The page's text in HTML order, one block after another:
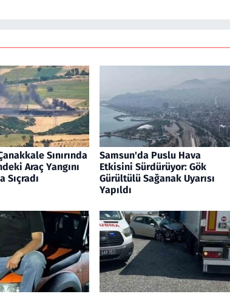
Sınırında
Araç Yangını
Sıçradı
Samsun'da Puslu Hava
Etkisini Sürdürüyor: Gök
Gürültülü Sağanak Uyarısı
Yapıldı